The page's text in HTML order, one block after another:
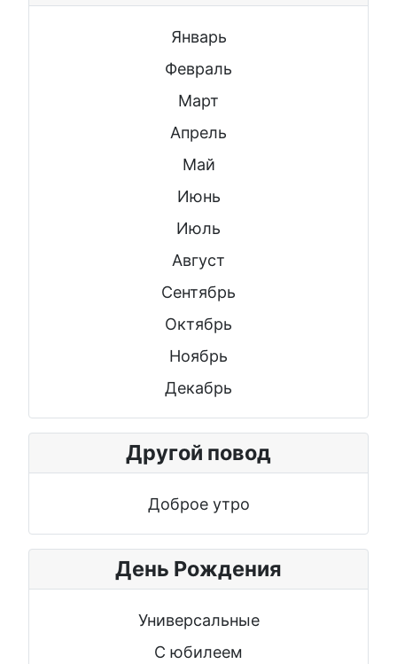
Январь
Февраль
Март
Апрель
Май
Июнь
Июль
Август
Сентябрь
Октябрь
Ноябрь
Декабрь
Другой повод
Доброе утро
День Рождения
Универсальные
С юбилеем